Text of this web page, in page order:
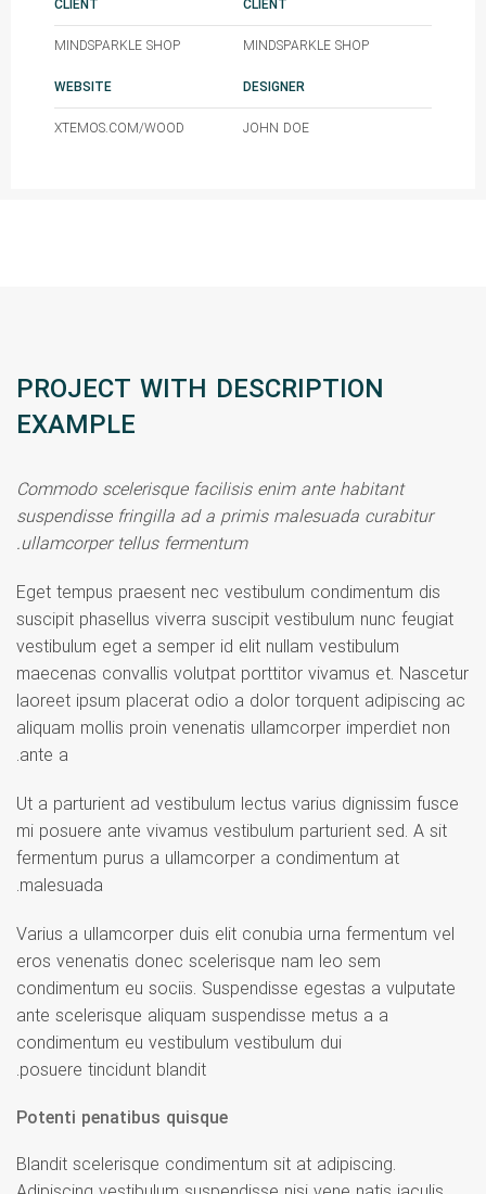
CLIENT
MINDSPARKLE SHOP
CLIENT
MINDSPARKLE SHOP
DESIGNER
JOHN DOE
WEBSITE
XTEMOS.COM/WOOD
PROJECT WITH DESCRIPTION
EXAMPLE
Commodo scelerisque facilisis enim ante habitant
suspendisse fringilla ad a primis malesuada curabitur
ullamcorper tellus fermentum.
Eget tempus praesent nec vestibulum condimentum dis
suscipit phasellus viverra suscipit vestibulum nunc feugiat
vestibulum eget a semper id elit nullam vestibulum
maecenas convallis volutpat porttitor vivamus et. Nascetur
laoreet ipsum placerat odio a dolor torquent adipiscing ac
aliquam mollis proin venenatis ullamcorper imperdiet non
ante a.
Ut a parturient ad vestibulum lectus varius dignissim fusce
mi posuere ante vivamus vestibulum parturient sed. A sit
fermentum purus a ullamcorper a condimentum at
malesuada.
Varius a ullamcorper duis elit conubia urna fermentum vel
eros venenatis donec scelerisque nam leo sem
condimentum eu sociis. Suspendisse egestas a vulputate
ante scelerisque aliquam suspendisse metus a a
condimentum eu vestibulum vestibulum dui
posuere tincidunt blandit.
Potenti penatibus quisque
Blandit scelerisque condimentum sit at adipiscing.